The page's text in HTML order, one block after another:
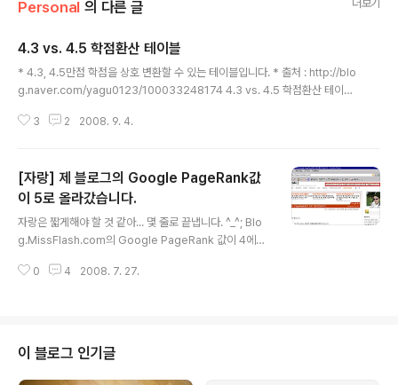
Personal 의 다른 글 더보기
4.3 vs. 4.5 학점환산 테이블
* 4.3, 4.5만점 학점을 상호 변환할 수 있는 테이블입니다. * 출처 : http://blo
g.naver.com/yagu0123/100033248174 4.3 vs. 4.5 학점환산 테이블
제 4.3제 4.5제 4.30 4.50 3.69 3.99 3.08 3.32 2.47 2.71 1.86 2.13 1.
2.12 1.23 1.44 0.62 0.90 4.27 4.48..
3 2 2008. 9. 4.
[자랑] 제 블로그의 Google PageRank값
이 5로 올라갔습니다.
자랑은 짧게해야 할 것 같아... 몇 줄로 끝냅니다. ^_^; Blo
g.MissFlash.com의 Google PageRank 값이 4에서
0 4 2008. 7. 27.
이 블로그 인기글